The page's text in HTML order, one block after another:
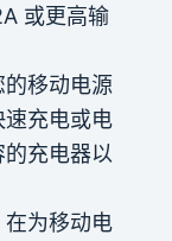
或更高输
的移动电源
充电或电
充电器以
在为移动电